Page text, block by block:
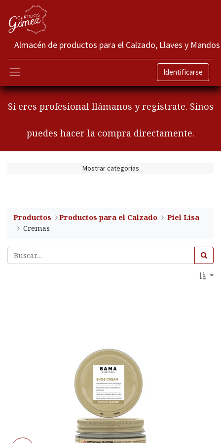
Almacén de productos para el Calzado, Llaves y Mandos
Identificarse
Si eres profesional llámanos y registrate. Sinos
puedes hacer la compra directamente.
Mostrar categorías
Productos ​Productos para el Calzado
Piel Lisa
Cremas